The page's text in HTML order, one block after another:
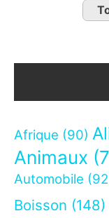
Afrique (90)
Animaux
Automobile
Boisson (148)